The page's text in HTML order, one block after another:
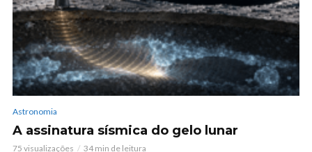
Astronomia
A assinatura sísmica do gelo lunar
75 visualizações 34 min de leitura